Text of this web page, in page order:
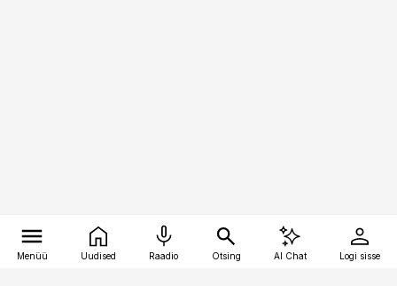
Menüü Uudised Raadio Otsing AI Chat Logi sisse